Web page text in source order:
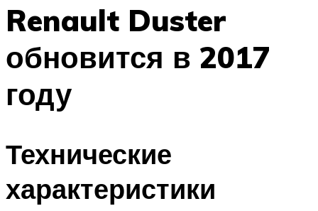
Renault Duster
обновится в 2017
году
Технические
характеристики